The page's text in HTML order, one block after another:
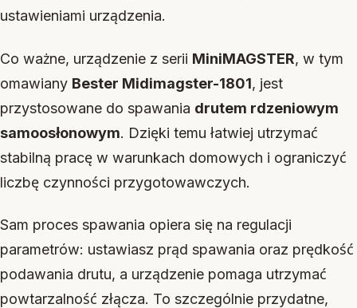
ustawieniami urządzenia.
Co ważne, urządzenie z serii MiniMAGSTER, w tym
omawiany Bester Midimagster-1801, jest
przystosowane do spawania drutem rdzeniowym
samoosłonowym. Dzięki temu łatwiej utrzymać
stabilną pracę w warunkach domowych i ograniczyć
liczbę czynności przygotowawczych.
Sam proces spawania opiera się na regulacji
parametrów: ustawiasz prąd spawania oraz prędkość
podawania drutu, a urządzenie pomaga utrzymać
powtarzalność złącza. To szczególnie przydatne,